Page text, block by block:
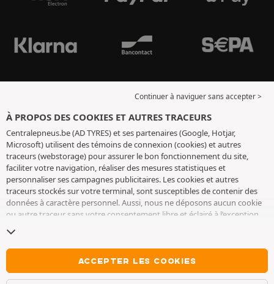
Continuer à naviguer sans accepter >
À PROPOS DES COOKIES ET AUTRES TRACEURS
Centralepneus.be (AD TYRES) et ses partenaires (Google, Hotjar,
Microsoft) utilisent des témoins de connexion (cookies) et autres
traceurs (webstorage) pour assurer le bon fonctionnement du site,
faciliter votre navigation, réaliser des mesures statistiques et
personnaliser ses campagnes publicitaires. Les cookies et autres
traceurs stockés sur votre terminal, sont susceptibles de contenir des
données à caractère personnel. Aussi, nous ne déposons aucun cookie
ou autre traceur sans votre consentement libre et éclairé à l’exception
conservons votre choix pendant 6 mois. Vous pouvez retirer votre
consentement à tout moment en vous rendant sur lapage cookies et
. Vous pouvez choisir de continuer à naviguer sans
accepter le dépôt de cookies ou autres traceurs. Le refus ne fait pas
ACCEPTER LES COOKIES